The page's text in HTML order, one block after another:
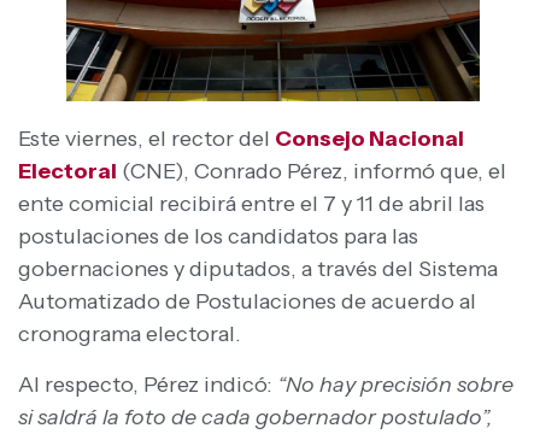
Este viernes, el rector del Consejo Nacional
Electoral (CNE), Conrado Pérez, informó que, el
ente comicial recibirá entre el 7 y 11 de abril las
postulaciones de los candidatos para las
gobernaciones y diputados, a través del Sistema
Automatizado de Postulaciones de acuerdo al
cronograma electoral.
Al respecto, Pérez indicó: “No hay precisión sobre
si saldrá la foto de cada gobernador postulado”,